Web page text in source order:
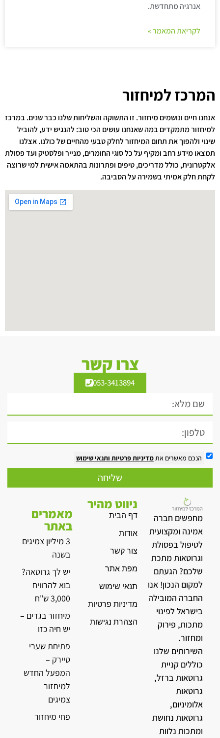
אנרגיה מתחדשת.
לקריאת המאמר »
המרכז למיחזור
אנחנו חיים ונושמים מיחזור. זו התשוקה והשליחות שלנו כבר שנים. במרכז
למיחזור מתמקדים במה שאנחנו עושים הכי טוב: להנגיש ידע, להוביל
שינוי ולהפוך את תחום המיחזור לחלק טבעי מהחיים של כולנו. אצלנו
תמצאו מידע רחב ומקיף על כל סוגי החומרים, מנייר ופלסטיק ועד פסולת
אלקטרונית, כולל מדריכים, טיפים ופתרונות בהתאמה אישית למי שרוצה
לקחת חלק אמיתי בשמירה על הסביבה.
צרו קשר
053-3413894
הנכם מאשרים אתמדיניות פרטיות ותנאי שימוש
שליחה
מחפשים חברה
אמינה ומקצועית
לטיפול בפסולת
וגרוטאות מתכת
שלכם? הגעתם
למקום הנכון! אנו
החברה המובילה
בישראל לפינוי
מתכות, פירוק
ומחזור.
השירותים שלנו
כוללים קניית
גרוטאות ברזל,
גרוטאות
אלומיניום,
גרוטאות נחושת
ומתכות נלוות
ניווט מהיר
דף הבית
אודות
צור קשר
מפת אתר
תנאי שימוש
מדיניות פרטיות
הצהרת נגישות
מאמרים
באתר
3 מיליון צמיגים
בשנה
יש לך גרוטאה?
בוא להרוויח
3,000 ש"ח
מיחזור בגדים –
יש חיה כזו
פתיחת שערי
טיירק –
המפעל החדש
למיחזור
צמיגים
פחי מיחזור